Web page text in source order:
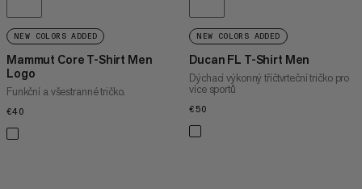
NEW COLORS ADDED
Mammut Core T-Shirt Men
Logo
Funkční a všestranné tričko.
€40
NEW COLORS ADDED
Ducan FL T-Shirt Men
Dýchací výkonný tříčtvrteční tričko pro
více sportů
€50